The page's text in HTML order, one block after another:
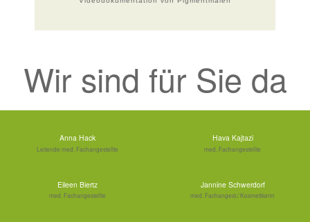
Wir sind für Sie da
Anna Hack
Leitende med. Fachangestellte
Hava Kajtazi
med. Fachangestellte
Eileen Biertz
med. Fachangestellte
Jannine Schwerdorf
med. Fachangest./ Kosmetikerin